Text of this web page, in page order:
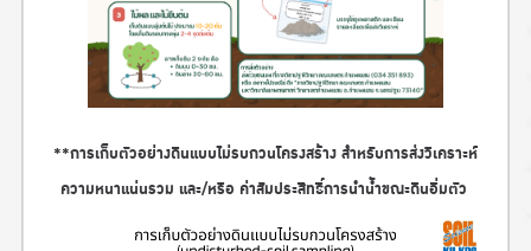
**การเก็บตัวอย่างดินแบบไม่รบกวนโครงสร้าง สำหรับการส่งวิเคราะห์
ความหนาแน่นรวม และ/หรือ ค่าสัมประสิทธิ์การนำน้ำขณะดินอิ่มตัว